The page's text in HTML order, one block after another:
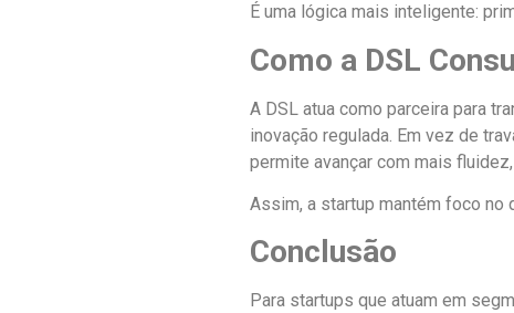
É uma lógica mais inteligente:
Como a DSL
A DSL atua como parceira para
inovação regulada. Em vez de
permite avançar com mais
Assim, a startup mantém foco no
Conclusão
Para startups que atuam em